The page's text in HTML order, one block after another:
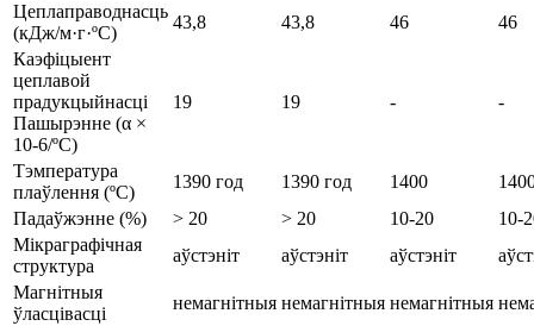
Цеплаправоднасць
(кДж/м·г·ºC)
43,8 43,8 46
46
Каэфіцыент
цеплавой
прадукцыйнасці
Пашырэнне (α ×
10-6/ºC)
19 19 - -
Тэмпература
плаўлення (ºC)
1390 год 1390 год 1400
Падаўжэнне (%)
> 20 > 20 10-20
10-
Мікраграфічная
структура
аўстэніт аўстэніт аўстэніт
Магнітныя
ўласцівасці
немагнітныя немагнітныя немагнітныя